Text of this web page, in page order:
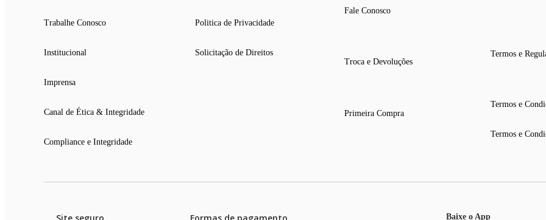
Trabalhe Conosco
Institucional
Imprensa
Canal de Ética & Integridade
Compliance e Integridade
Politica de Privacidade
Solicitação de Direitos
Fale Conosco
Troca e Devoluções
Primeira Compra
Termos e
Termos e
Termos e
Baixe o App